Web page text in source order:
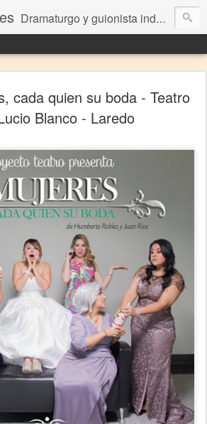
Dramaturgo y guionista independiente
cada quien su boda - Teatro
Blanco - Laredo